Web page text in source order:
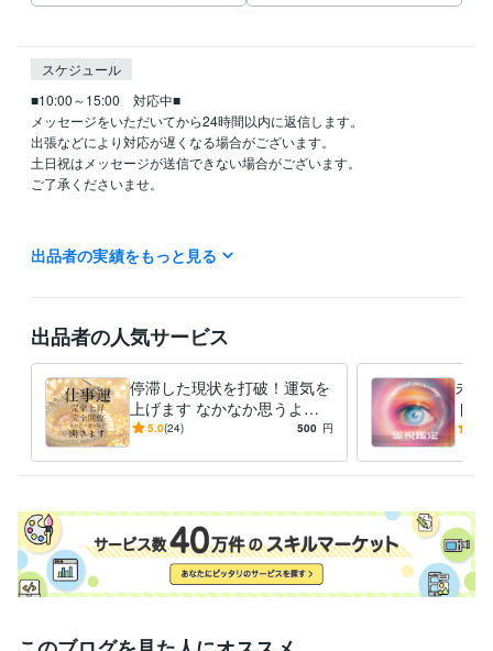
スケジュール
■10:00～15:00　対応中■
メッセージをいただいてから24時間以内に返信します。
出張などにより対応が遅くなる場合がございます。
土日祝はメッセージが送信できない場合がございます。
ご了承くださいませ。
過去の出来事にしがみつくことを手放して
最高の未来に向かっていこうとしている方を応援しております！
「楽」に楽しく生きてけるようお手伝いをしております。
経験職種
ライフスタイル・その他 / 占い師 経験年数 : 2年
得意分野
占い 未来霊視・縁結び・ヒーリング・浄化・除霊
出品者の実績をもっと見る
出品者の人気サービス
停滞した現状を打破！運気を
上げます なかなか思うよう
に進まない流れを変えるセッ
5.0(24) 500 円
未来
ド
霊視